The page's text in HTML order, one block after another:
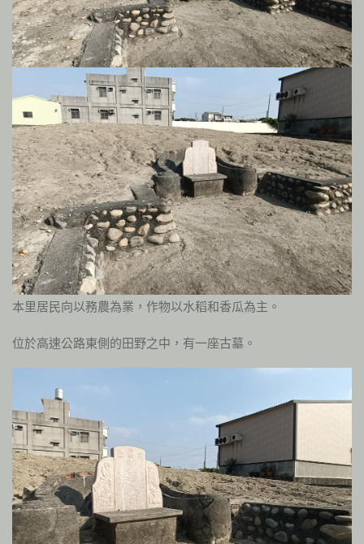
本里居民向以務農為業，作物以水稻和香瓜為主。
位於高速公路東側的田野之中，有一座古墓。